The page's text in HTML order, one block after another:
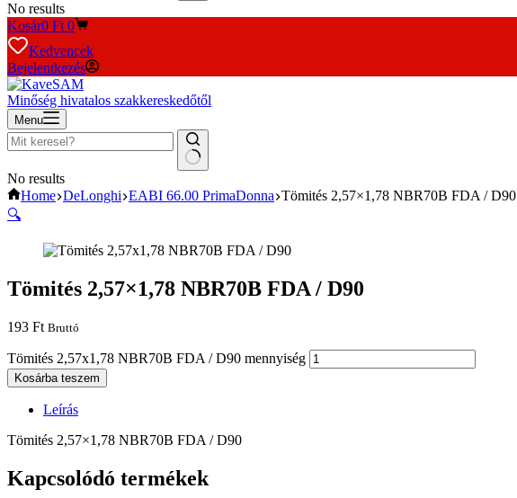
No results
Kosár0 Ft 0
Kedvencek
Bejelentkezés
Minőség hivatalos szakkereskedőtől
Menu
No results
Home DeLonghi EABI 66.00 PrimaDonna Tömités 2,57×1,78 NBR70B FDA / D90
🔍
Tömités 2,57×1,78 NBR70B FDA / D90
193 Ft Bruttó
Tömités 2,57x1,78 NBR70B FDA / D90 mennyiség
Kosárba teszem
Leírás
Tömités 2,57×1,78 NBR70B FDA / D90
Kapcsolódó termékek